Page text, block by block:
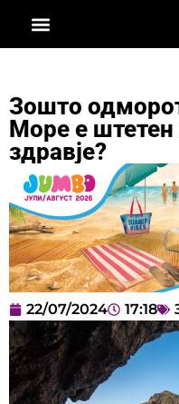
Зошто
Море е
здравје?
22/07/2024 17:18